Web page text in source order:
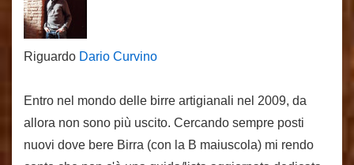
Riguardo Dario Curvino
Entro nel mondo delle birre artigianali nel 2009, da
allora non sono più uscito. Cercando sempre posti
nuovi dove bere Birra (con la B maiuscola) mi rendo